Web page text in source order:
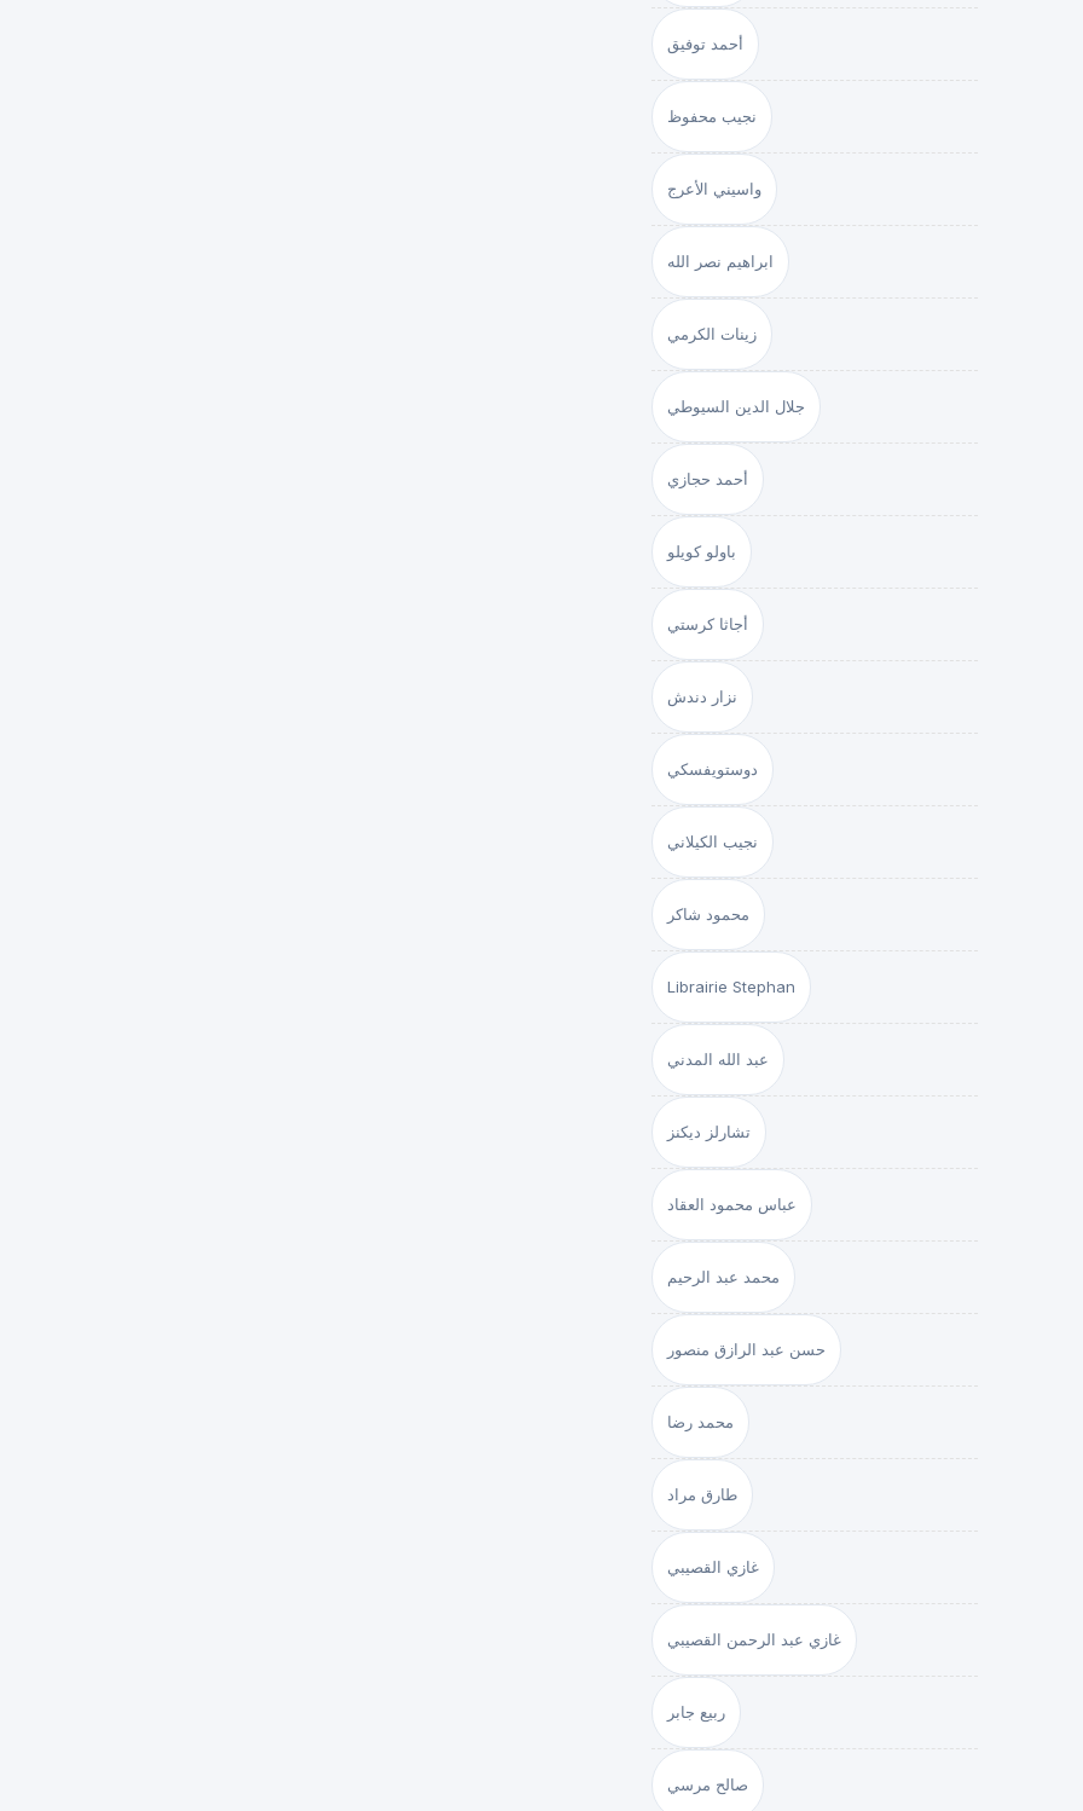
أحمد توفيق
نجيب محفوظ
واسيني الأعرج
ابراهيم نصر الله
زينات الكرمي
جلال الدين السيوطي
أحمد حجازي
باولو كويلو
أجاثا كرستي
نزار دندش
دوستويفسكي
نجيب الكيلاني
محمود شاكر
Librairie Stephan
عبد الله المدني
تشارلز ديكنز
عباس محمود العقاد
محمد عبد الرحيم
حسن عبد الرازق منصور
محمد رضا
طارق مراد
غازي القصيبي
غازي عبد الرحمن القصيبي
ربيع جابر
صالح مرسي